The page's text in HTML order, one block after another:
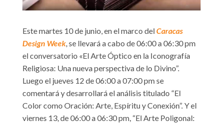
Este martes 10 de junio, en el marco delCaracas
Design Week , se llevará a cabo de 06:00 a 06:30 pm
el conversatorio «El Arte Óptico en la Iconografía
Religiosa: Una nueva perspectiva de lo Divino”.
Luego el jueves 12 de 06:00 a 07:00 pm se
comentará y desarrollará el análisis titulado “El
Color como Oración: Arte, Espíritu y Conexión”. Y el
viernes 13, de 06:00 a 06:30 pm, “El Arte Poligonal: